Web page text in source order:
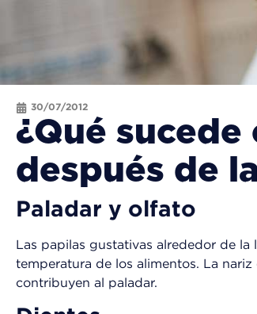
30/07/2012
¿Qué
después de
Paladar y olfato
Las papilas gustativas alrededor de
temperatura de los alimentos. La
contribuyen al paladar.